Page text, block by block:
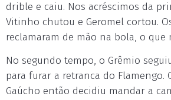
drible e caiu. Nos acréscimos da
Vitinho chutou e Geromel cortou.
reclamaram de mão na bola, o que
No segundo tempo, o Grêmio
para furar a retranca do Flamengo.
Gaúcho então decidiu mandar a